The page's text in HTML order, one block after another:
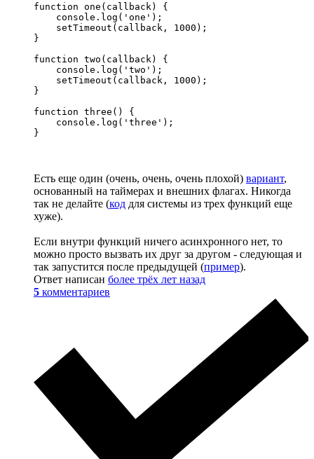
function one(callback) {
    console.log('one');
    setTimeout(callback, 1000);
}
function two(callback) {
    console.log('two');
    setTimeout(callback, 1000);
}
function three() {
    console.log('three');
}
Есть еще один (очень, очень, очень плохой) вариант,
основанный на таймерах и внешних флагах. Никогда
так не делайте (код для системы из трех функций еще
хуже).
Если внутри функций ничего асинхронного нет, то
можно просто вызвать их друг за другом - следующая и
так запустится после предыдущей (пример).
Ответ написан более трёх лет назад
5 комментариев